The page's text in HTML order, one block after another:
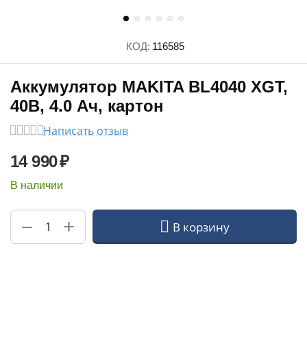
КОД: 116585
Аккумулятор MAKITA BL4040 XGT,
40В, 4.0 Ач, картон
Написать отзыв
14 990₽
В наличии
+
− В корзину